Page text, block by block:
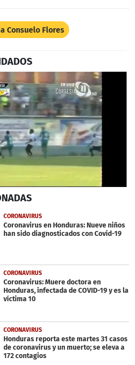
Consuelo Flores
CORONAVIRUS
Coronavirus en Honduras: Nueve niños
han sido diagnosticados con Covid-19
CORONAVIRUS
Coronavirus: Muere doctora en
Honduras, infectada de COVID-19 y es la
víctima 10
CORONAVIRUS
Honduras reporta este martes 31 casos
de coronavirus y un muerto; se eleva a
172 contagios